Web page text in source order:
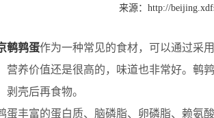
来源： http://
鹌鹑蛋作为一种常见的食材，可以通过采
营养价值还是很高的，味道也非常好。鹌
剥壳后再食物。
丰富的蛋白质、脑磷脂、卵磷脂、赖氨